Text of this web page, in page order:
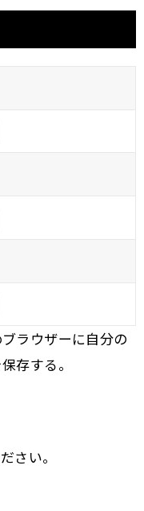
ラウザーに自分の
存する。
さい。